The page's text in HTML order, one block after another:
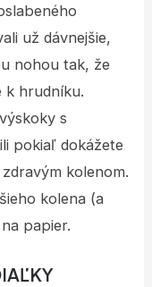
už dávnejšie,
nohou tak, že
k hrudníku.
s
pokiaľ dokážete
kolenom.
kolena (a
papier.